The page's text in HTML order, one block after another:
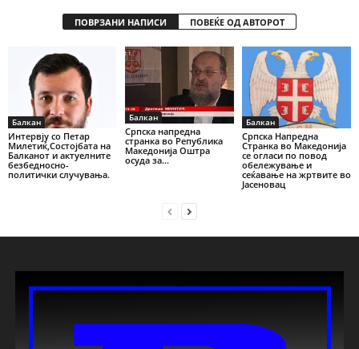
ПОВРЗАНИ НАПИСИ ПОВЕЌЕ ОД АВТОРОТ
Балкан
Интервју со Петар
Милетиќ,Состојбата на
Балканот и актуелните
безбедносно-
политички случувања.
Балкан
Српска напредна
странка во Република
Македонија Оштра
осуда за...
Балкан
Српска Напредна
Странка во Македонија
се огласи по повод
обележување и
сеќавање на жртвите во
Јасеновац